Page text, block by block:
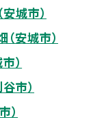
城市）
安城市）
）
市）
）